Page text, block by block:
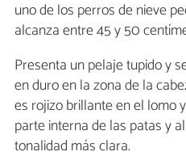
uno de los perros de nieve
alcanza entre 45 y 50
Presenta un pelaje tupido y
en duro en la zona de la
es rojizo brillante en el lomo
parte interna de las patas y
tonalidad más clara.